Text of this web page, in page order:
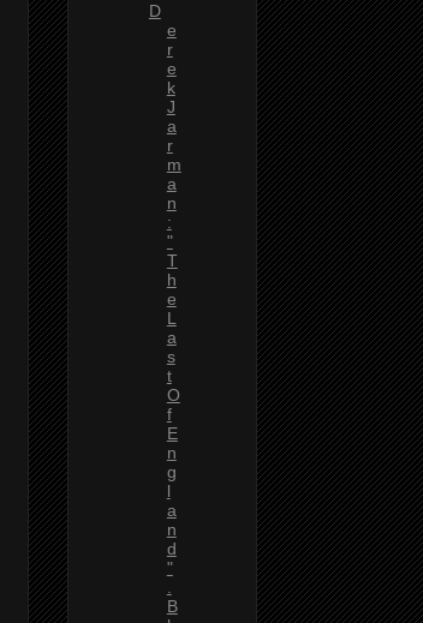
D
e
r
e
k
J
a
r
m
a
n
:
"
T
h
e
L
a
s
t
O
f
E
n
g
l
a
n
d
"
B